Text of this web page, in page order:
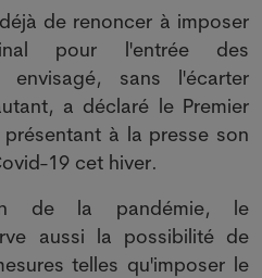
de renoncer à imposer
pour l'entrée des
envisagé, sans l'écarter
a déclaré le Premier
à la presse son
19 cet hiver.
de la pandémie, le
aussi la possibilité de
telles qu'imposer le